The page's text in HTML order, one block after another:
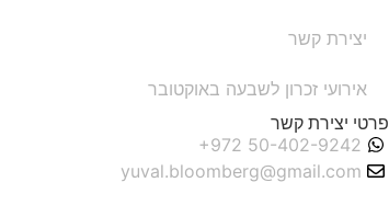
יצירת קשר
אירועי זכרון לשבעה באוקטובר
פרטי יצירת קשר
yuval.bloomberg@gmail.com